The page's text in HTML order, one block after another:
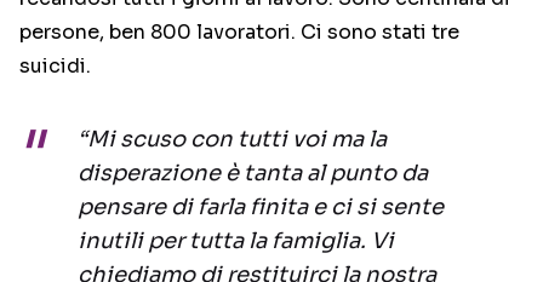
persone, ben 800 lavoratori. Ci sono stati tre
suicidi.
“Mi scuso con tutti voi ma la
disperazione è tanta al punto da
pensare di farla finita e ci si sente
inutili per tutta la famiglia. Vi
chiediamo di restituirci la nostra